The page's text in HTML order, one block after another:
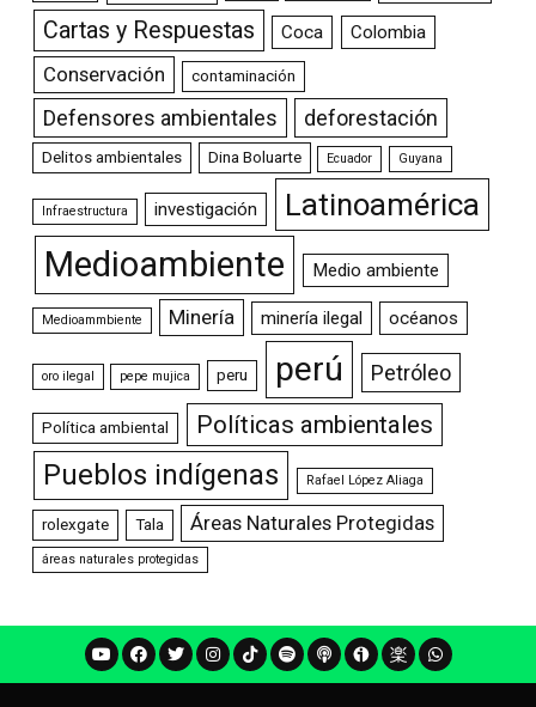
Cartas y Respuestas Coca Colombia
Conservación contaminación
Defensores ambientales deforestación
Delitos ambientales Dina Boluarte Ecuador Guyana
Infraestructura investigación Latinoamérica
Medioambiente Medio ambiente
Medioammbiente Minería minería ilegal océanos
oro ilegal pepe mujica peru perú Petróleo
Política ambiental Políticas ambientales
Pueblos indígenas Rafael López Aliaga
rolexgate Tala Áreas Naturales Protegidas
áreas naturales protegidas